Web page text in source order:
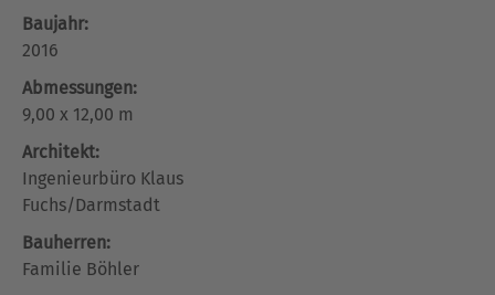
Baujahr:
2016
Abmessungen:
9,00 x 12,00 m
Architekt:
Ingenieurbüro Klaus
Fuchs/Darmstadt
Bauherren:
Familie Böhler